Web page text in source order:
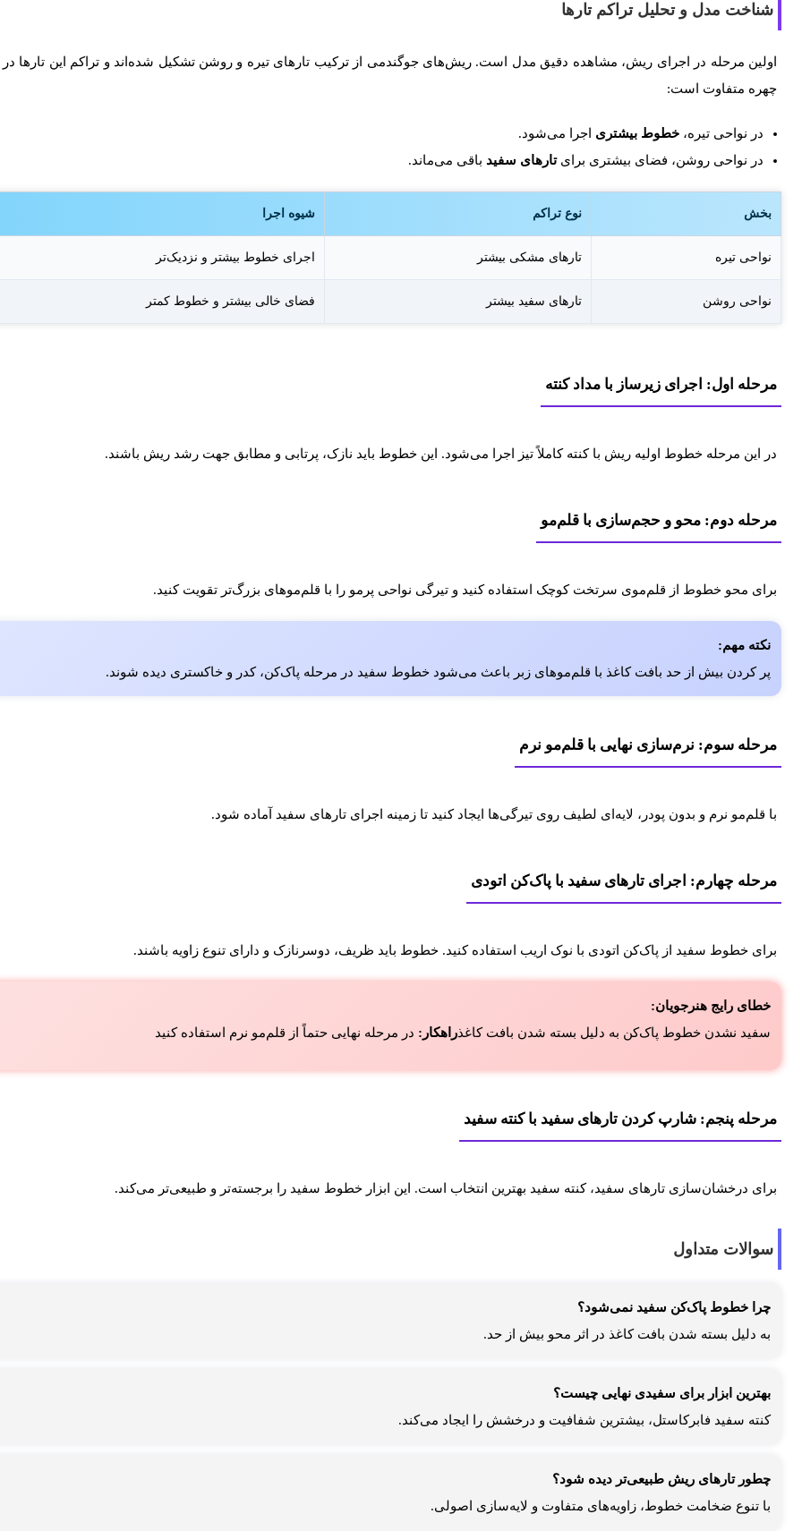
شناخت مدل و تحلیل تراکم تارها
اولین مرحله در اجرای ریش، مشاهده دقیق مدل است. ریش‌های جوگندمی از ترکیب تارهای تیره و روشن تشکیل شده‌اند و تراکم این تارها
چهره متفاوت است:
در نواحی تیره، خطوط بیشتری اجرا می‌شود.
در نواحی روشن، فضای بیشتری برایتارهای سفید باقی می‌ماند.
بخش نوع تراکم شیوه اجرا
نواحی تیره تارهای مشکی بیشتر اجرای خطوط بیشتر و نزدیک‌تر
نواحی روشن تارهای سفید بیشتر فضای خالی بیشتر و خطوط کمتر
مرحله اول: اجرای زیرساز با مداد کنته
در این مرحله خطوط اولیه ریش با کنته کاملاً تیز اجرا می‌شود. این خطوط باید نازک، پرتابی و مطابق جهت رشد ریش باشند.
مرحله دوم: محو و حجم‌سازی با قلم‌مو
برای محو خطوط از قلم‌موی سرتخت کوچک استفاده کنید و تیرگی نواحی پرمو را با قلم‌موهای بزرگ‌تر تقویت کنید.
نکته مهم:
پر کردن بیش از حد بافت کاغذ با قلم‌موهای زبر باعث می‌شود خطوط سفید در مرحله پاک‌کن، کدر و خاکستری دیده شوند.
مرحله سوم: نرم‌سازی نهایی با قلم‌مو نرم
با قلم‌مو نرم و بدون پودر، لایه‌ای لطیف روی تیرگی‌ها ایجاد کنید تا زمینه اجرای تارهای سفید آماده شود.
مرحله چهارم: اجرای تارهای سفید با پاک‌کن اتودی
برای خطوط سفید از پاک‌کن اتودی با نوک اریب استفاده کنید. خطوط باید ظریف، دوسرنازک و دارای تنوع زاویه باشند.
خطای رایج هنرجویان:
سفید نشدن خطوط پاک‌کن به دلیل بسته شدن بافت کاغذراهکار: در مرحله نهایی حتماً از قلم‌مو نرم استفاده کنید
مرحله پنجم: شارپ کردن تارهای سفید با کنته سفید
برای درخشان‌سازی تارهای سفید، کنته سفید بهترین انتخاب است. این ابزار خطوط سفید را برجسته‌تر و طبیعی‌تر می‌کند.
سوالات متداول
چرا خطوط پاک‌کن سفید نمی‌شود؟
به دلیل بسته شدن بافت کاغذ در اثر محو بیش از حد.
بهترین ابزار برای سفیدی نهایی چیست؟
کنته سفید فابرکاستل، بیشترین شفافیت و درخشش را ایجاد می‌کند.
چطور تارهای ریش طبیعی‌تر دیده شود؟
با تنوع ضخامت خطوط، زاویه‌های متفاوت و لایه‌سازی اصولی.